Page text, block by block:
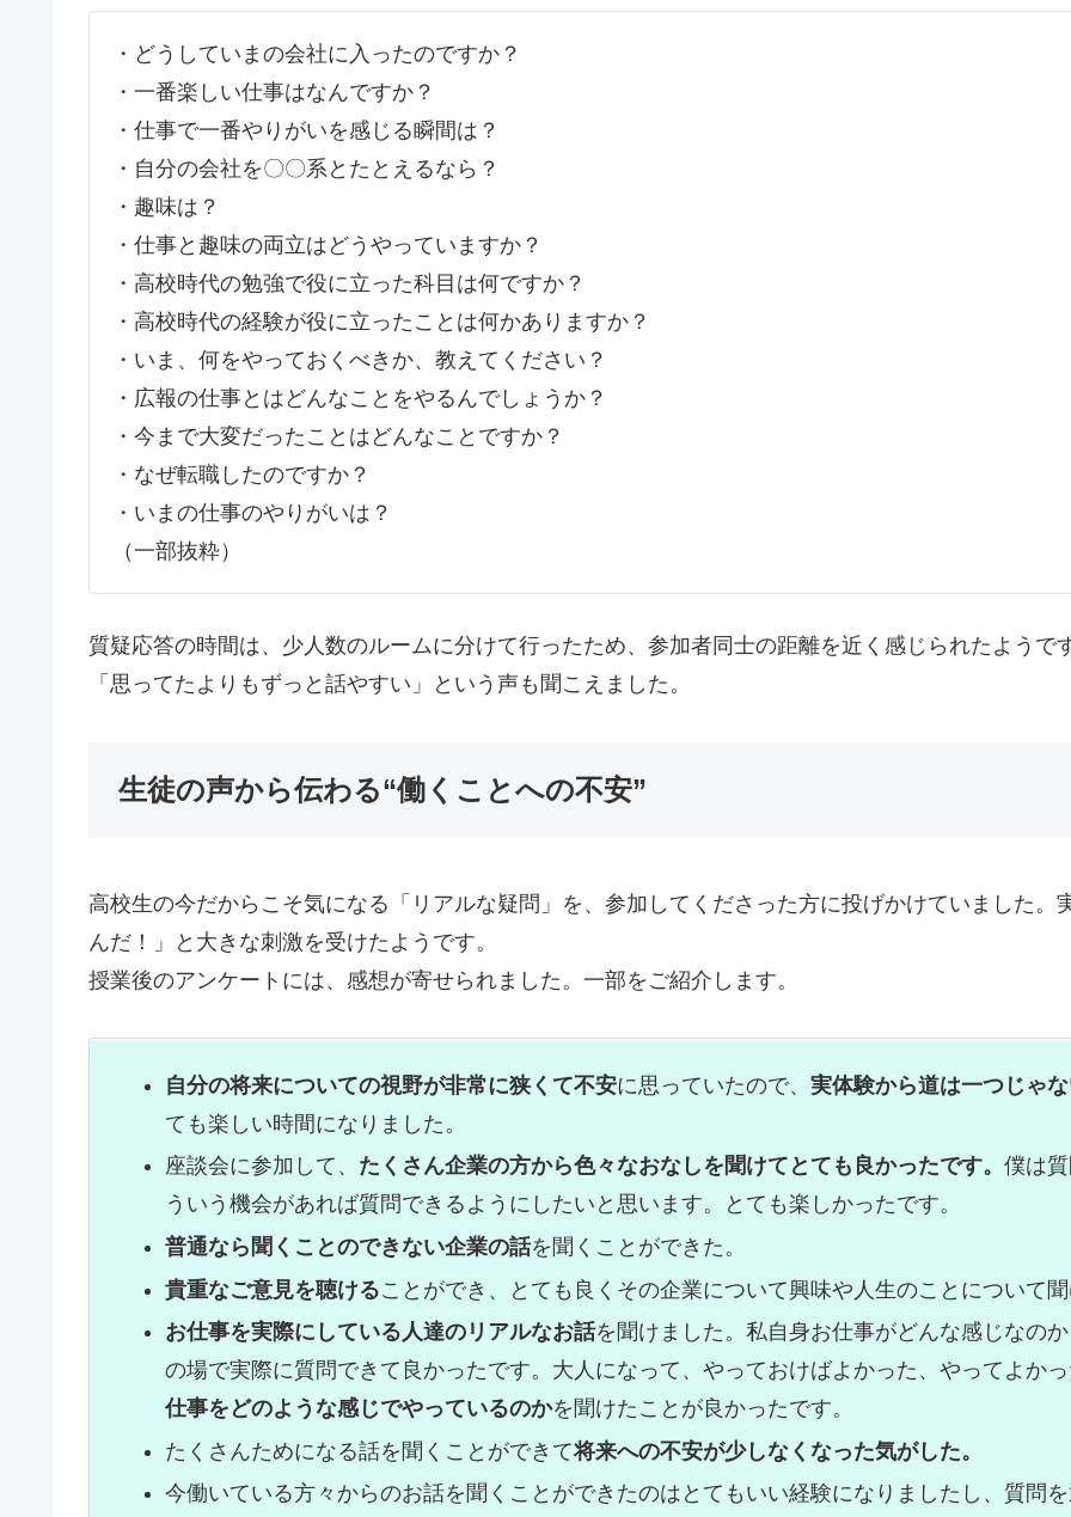
・どうしていまの会社に入ったのですか？
・一番楽しい仕事はなんですか？
・仕事で一番やりがいを感じる瞬間は？
・自分の会社を〇〇系とたとえるなら？
・趣味は？
・仕事と趣味の両立はどうやっていますか？
・高校時代の勉強で役に立った科目は何ですか？
・高校時代の経験が役に立ったことは何かありますか？
・いま、何をやっておくべきか、教えてください？
・広報の仕事とはどんなことをやるんでしょうか？
・今まで大変だったことはどんなことですか？
・なぜ転職したのですか？
・いまの仕事のやりがいは？
（一部抜粋）
質疑応答の時間は、少人数のルームに分けて行ったため、参加者同士の距離を近く感じられたようです
「思ってたよりもずっと話やすい」という声も聞こえました。
生徒の声から伝わる“働くことへの不安”
高校生の今だからこそ気になる「リアルな疑問」を、参加してくださった方に投げかけていました
んだ！」と大きな刺激を受けたようです。
授業後のアンケートには、感想が寄せられました。一部をご紹介します。
自分の将来についての視野が非常に狭くて不安に思っていたので、 実体験から道は一つじゃ
ても楽しい時間になりました。
座談会に参加して、 たくさん企業の方から色々なおなしを聞けてとても良かったです。 僕は
ういう機会があれば質問できるようにしたいと思います。とても楽しかったです。
普通なら聞くことのできない企業の話を聞くことができた。
貴重なご意見を聴けることができ、とても良くその企業について興味や人生のことについて聞
お仕事を実際にしている人達のリアルなお話を聞けました。私自身お仕事がどんな感じなの
の場で実際に質問できて良かったです。大人になって、やっておけばよかった、やってよかっ
仕事をどのような感じでやっているのかを聞けたことが良かったです。
たくさんためになる話を聞くことができて将来への不安が少しなくなった気がした。
今働いている方々からのお話を聞くことができたのはとてもいい経験になりましたし、質問